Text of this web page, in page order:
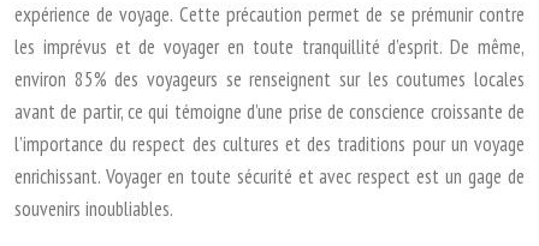
expérience de voyage. Cette précaution permet de se prémunir contre
les imprévus et de voyager en toute tranquillité d’esprit. De même,
environ 85% des voyageurs se renseignent sur les coutumes locales
avant de partir, ce qui témoigne d’une prise de conscience croissante de
l’importance du respect des cultures et des traditions pour un voyage
enrichissant. Voyager en toute sécurité et avec respect est un gage de
souvenirs inoubliables.